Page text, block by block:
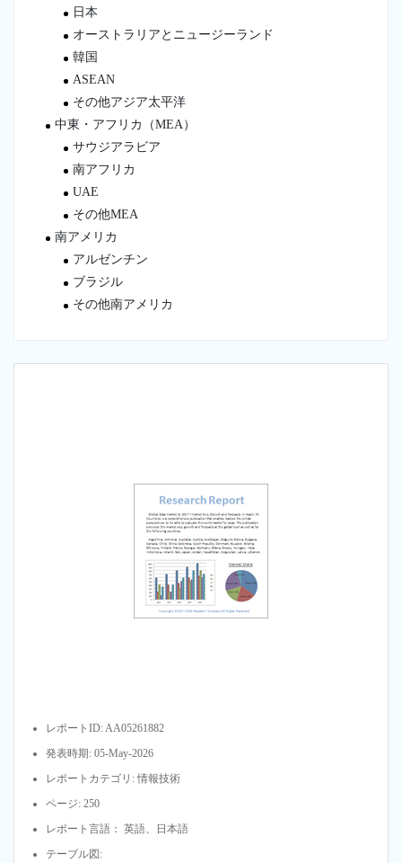
日本
オーストラリアとニュージーランド
韓国
ASEAN
その他アジア太平洋
中東・アフリカ（MEA）
サウジアラビア
南アフリカ
UAE
その他MEA
南アメリカ
アルゼンチン
ブラジル
その他南アメリカ
レポートID: AA05261882
発表時期: 05-May-2026
レポートカテゴリ: 情報技術
ページ: 250
レポート言語： 英語、日本語
テーブル図: